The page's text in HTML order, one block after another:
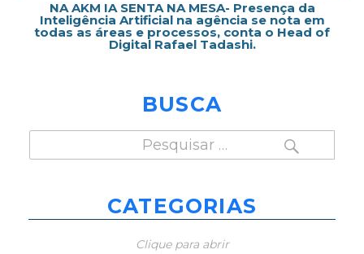
NA AKM IA SENTA NA MESA- Presença da
Inteligência Artificial na agência se nota em
todas as áreas e processos, conta o Head of
Digital Rafael Tadashi.
BUSCA
por:
PESQUISAR
CATEGORIAS
Clique para abrir